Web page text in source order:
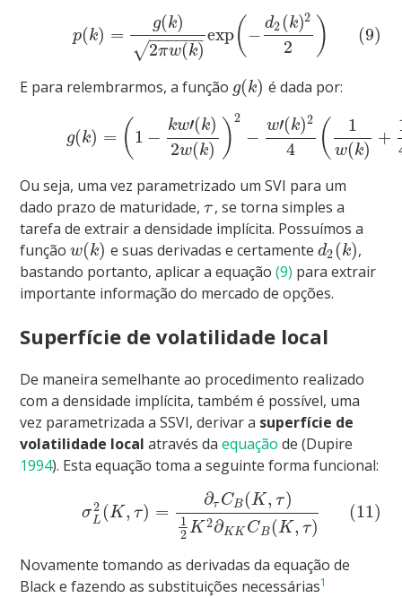
p(k) =
g(k)
2πw(k)
− −
−−−−
√
exp( −
d2 (k)2
2 ) (9)
E para relembrarmos, a função g(k) é dada por:
g(k) = ( 1 −
kw′(k)
2w(k) )2
−
w′(k)2
4 ( 1
w(k)
+
Ou seja, uma vez parametrizado um SVI para um
dado prazo de maturidade,τ , se torna simples a
tarefa de extrair a densidade implícita. Possuímos a
funçãow(k) e suas derivadas e certamente d2 (k),
bastando portanto, aplicar a equação(9) para extrair
importante informação do mercado de opções.
Superfície de volatilidade local
De maneira semelhante ao procedimento realizado
com a densidade implícita, também é possível, uma
vez parametrizada a SSVI, derivar a superfície de
volatilidade local através daequação de(Dupire
1994). Esta equação toma a seguinte forma funcional:
σ2
L (K, τ) =
∂τ CB (K, τ)
1
2 K 2∂KK CB (K, τ)
(11)
Novamente tomando as derivadas da equação de
Black e fazendo as substituições necessárias1